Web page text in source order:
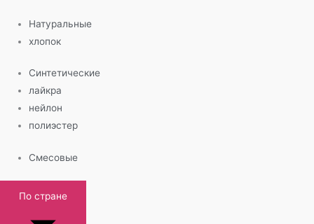
Натуральные
хлопок
Синтетические
лайкра
нейлон
полиэстер
Смесовые
По стране